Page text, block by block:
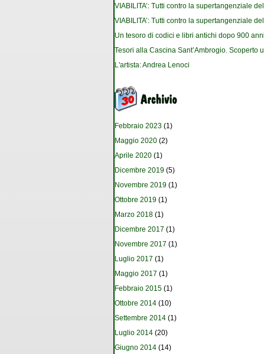
VIABILITA’: Tutti contro la supertangenziale
VIABILITA’: Tutti contro la supertangenziale
Un tesoro di codici e libri antichi dopo 900
Tesori alla Cascina Sant’Ambrogio. Scoperto
L'artista: Andrea Lenoci
Febbraio 2023 (1)
Maggio 2020 (2)
Aprile 2020 (1)
Dicembre 2019 (5)
Novembre 2019 (1)
Ottobre 2019 (1)
Marzo 2018 (1)
Dicembre 2017 (1)
Novembre 2017 (1)
Luglio 2017 (1)
Maggio 2017 (1)
Febbraio 2015 (1)
Ottobre 2014 (10)
Settembre 2014 (1)
Luglio 2014 (20)
Giugno 2014 (14)